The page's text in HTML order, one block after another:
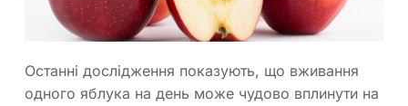
Останні дослідження показують, що вживання
одного яблука на день може чудово вплинути на